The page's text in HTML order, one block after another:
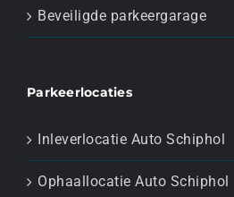
Beveiligde parkeergarage
Parkeerlocaties
Inleverlocatie Auto Schiphol
Ophaallocatie Auto Schiphol